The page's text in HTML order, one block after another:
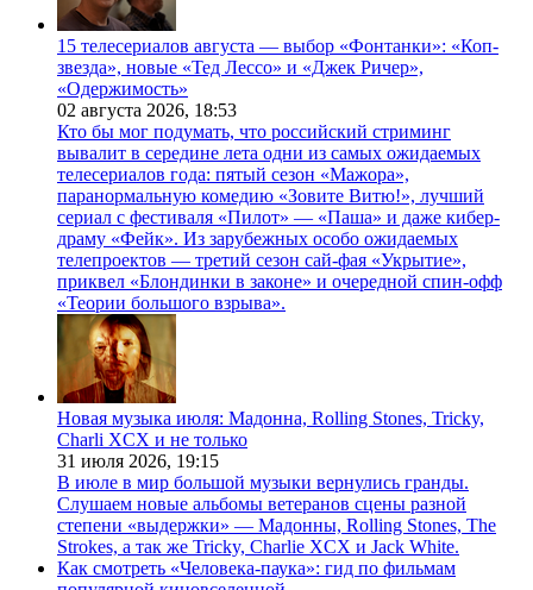
15 телесериалов августа — выбор «Фонтанки»: «Коп-
звезда», новые «Тед Лессо» и «Джек Ричер»,
«Одержимость»
02 августа 2026, 18:53
Кто бы мог подумать, что российский стриминг
вывалит в середине лета одни из самых ожидаемых
телесериалов года: пятый сезон «Мажора»,
паранормальную комедию «Зовите Витю!», лучший
сериал с фестиваля «Пилот» — «Паша» и даже кибер-
драму «Фейк». Из зарубежных особо ожидаемых
телепроектов — третий сезон сай-фая «Укрытие»,
приквел «Блондинки в законе» и очередной спин-офф
«Теории большого взрыва».
Новая музыка июля: Мадонна, Rolling Stones, Tricky,
Charli XCX и не только
31 июля 2026, 19:15
В июле в мир большой музыки вернулись гранды.
Слушаем новые альбомы ветеранов сцены разной
степени «выдержки» — Мадонны, Rolling Stones, The
Strokes, а так же Tricky, Charlie XCX и Jack White.
Как смотреть «Человека-паука»: гид по фильмам